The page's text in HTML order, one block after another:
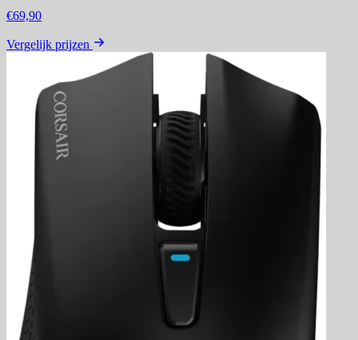
€69,90
Vergelijk prijzen